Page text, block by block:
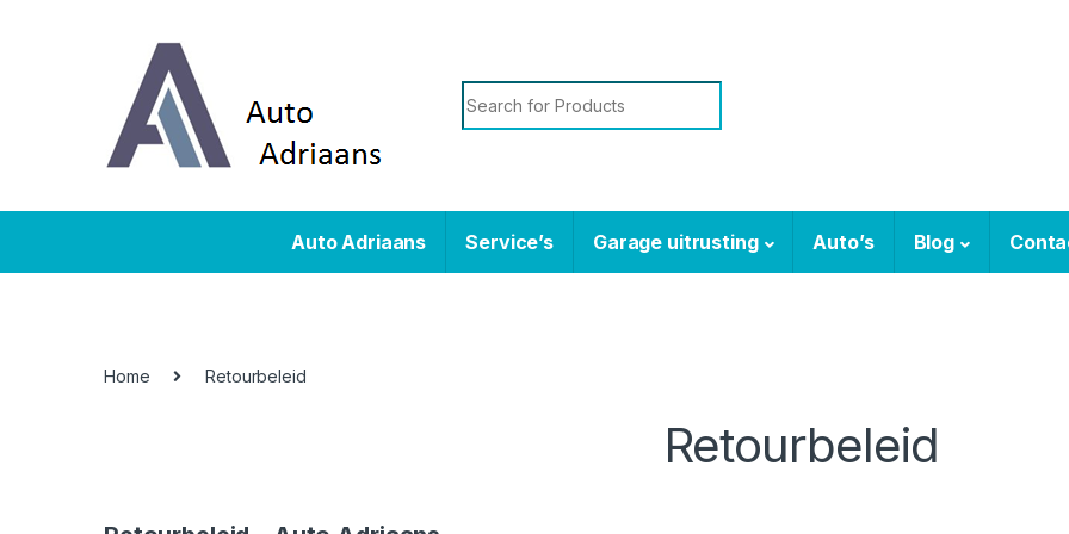
Search for:
Auto Adriaans Service’s Garage uitrusting Auto’s Blog
Home Retourbeleid
Retourbeleid